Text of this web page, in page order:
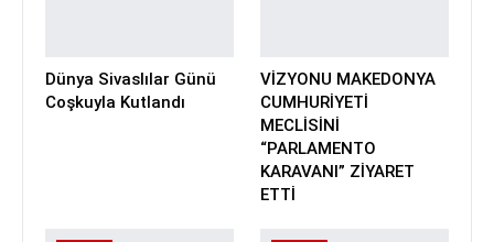
Dünya Sivaslılar Günü
Coşkuyla Kutlandı
VİZYONU MAKEDONYA
CUMHURİYETİ
MECLİSİNİ
“PARLAMENTO
KARAVANI” ZİYARET
ETTİ